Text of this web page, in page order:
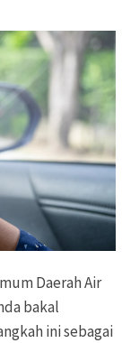
Daerah Air
bakal
ini sebagai